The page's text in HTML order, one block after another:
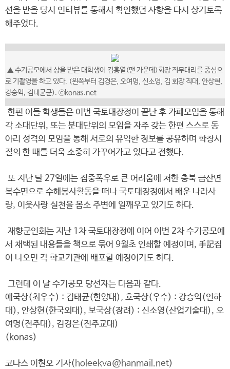
션을 받을 당시 인터뷰를 통해서 확인했던 사항을 다시 상기토록
해주었다.
▲ 수기공모에서 상을 받은 대학생이 김홍열(맨 가운데)회장 직무대리를 중심으
로 기촬영을 하고 있다. (왼쪽부터 김경은, 오여명, 신소영, 김 회장 직대, 안상현,
강승익, 김태균군). ⓒkonas.net
한편 이들 학생들은 이번 국토대장정이 끝난 후 카페모임을 통해
각 소대단위, 또는 분대단위의 모임을 자주 갖는 한편 스스로 동
아리 성격의 모임을 통해 서로의 유익한 정보를 공유하며 학창시
절의 한 때를 더욱 소중히 가꾸어가고 있다고 전했다.
또 지난 달 27일에는 집중폭우로 큰 어려움에 처한 충북 금산면
복수면으로 수해봉사활동을 떠나 국토대장정에서 배운 나라사
랑, 이웃사랑 실천을 몸소 주변에 일깨우고 있기도 하다.
재향군인회는 지난 1차 국토대장정에 이어 이번 2차 수기공모에
서 채택된 내용들을 책으로 묶어 9월초 인쇄할 예정이며, 手記집
이 나오면 각 학교기관에 배포할 예정이기도 하다.
그런데 이 날 수기공모 당선자는 다음과 같다.
애국상(최우수) : 김태균(한양대), 호국상(우수) : 강승익(인하
대), 안상현(한국외대), 보국상(장려) : 신소영(산업기술대), 오
여명(전주대), 김경은(진주교대)
(konas)
코나스 이현오 기자( holeekva@hanmail.net)